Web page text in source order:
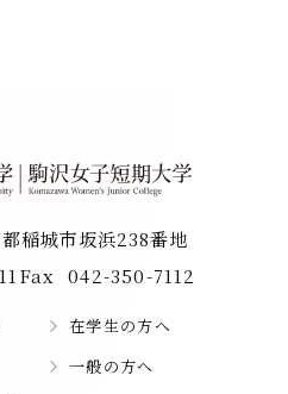
稲城市坂浜238番地
Fax 042-350-7112
在学生の方へ
一般の方へ